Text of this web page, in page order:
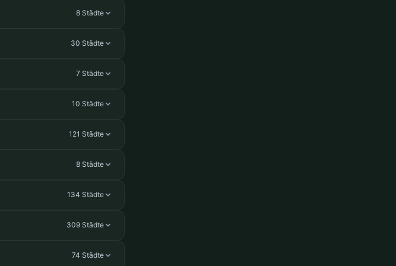
8 Städte
30 Städte
7 Städte
10 Städte
121 Städte
8 Städte
134 Städte
309 Städte
74 Städte